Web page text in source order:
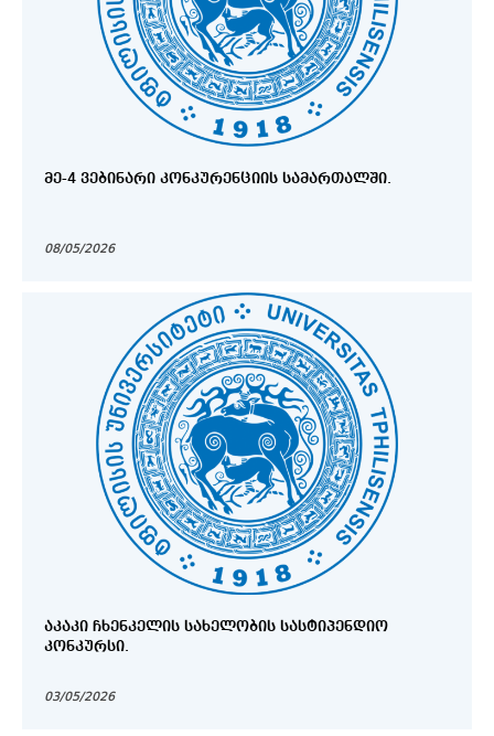
ᲛᲔ-4 ᲕᲔᲑᲘᲜᲐᲠᲘ ᲙᲝᲜᲙᲣᲠᲔᲜᲪᲘᲘᲡ ᲡᲐᲛᲐᲠᲗᲐᲚᲨᲘ.
08/05/2026
ᲐᲙᲐᲙᲘ ᲩᲮᲔᲜᲙᲔᲚᲘᲡ ᲡᲐᲮᲔᲚᲝᲑᲘᲡ ᲡᲐᲡᲢᲘᲞᲔᲜᲓᲘᲝ
ᲙᲝᲜᲙᲣᲠᲡᲘ.
03/05/2026